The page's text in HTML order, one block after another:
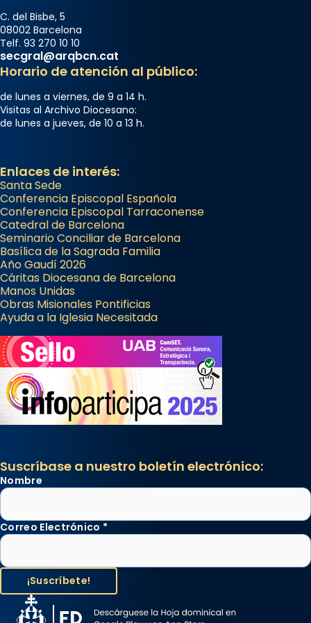
C. del Bisbe, 5
08002 Barcelona
Telf. 93 270 10 10
secgral@arqbcn.cat
Horario de atención al público:
de lunes a viernes, de 9 a 14 h.
Visitas al Archivo Diocesano:
de lunes a jueves, de 10 a 13 h.
Enlaces de interés:
Santa Sede
Conferencia Episcopal Española
Conferencia Episcopal Tarraconense
Catedral de Barcelona
Seminario Conciliar de Barcelona
Basílica de la Sagrada Familia
Año Gaudí 2026
Cáritas Diocesana de Barcelona
Manos Unidas
Obras Misionales Pontificias
Ayuda a la Iglesia Necesitada
Suscríbase a nuestro boletín electrónico:
Nombre
Correo Electrónico *